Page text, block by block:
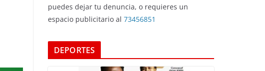
puedes dejar tu denuncia, o requieres un
espacio publicitario al 73456851
DEPORTES